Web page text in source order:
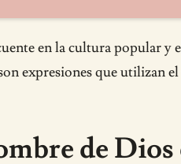
en la cultura popular y
expresiones que utilizan
de Dios